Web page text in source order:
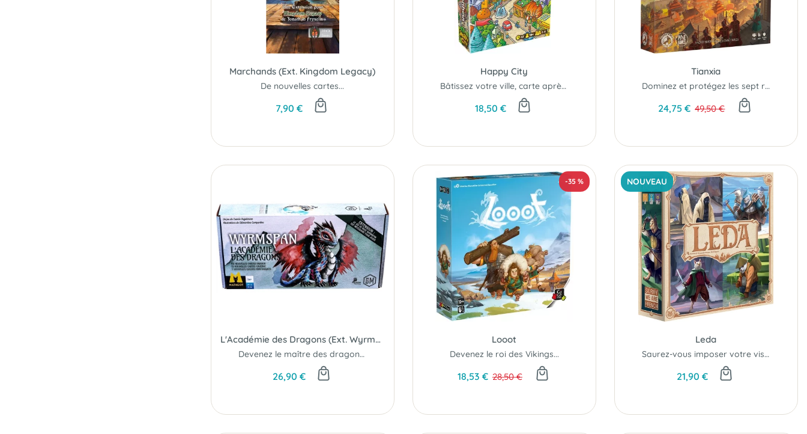
Marchands (Ext. Kingdom Legacy)
De nouvelles cartes...
7,90 €
Happy City
Bâtissez votre ville, carte après carte...
18,50 €
Tianxia
Dominez et protégez les sept royaumes...
24,75 € 49,50 €
L'Académie des Dragons (Ext. Wyrmspan)
Devenez le maître des dragonneaux !
26,90 €
-35 %
Looot
Devenez le roi des Vikings...
18,53 € 28,50 €
NOUVEAU
Leda
Saurez-vous imposer votre vision du futur ?
21,90 €